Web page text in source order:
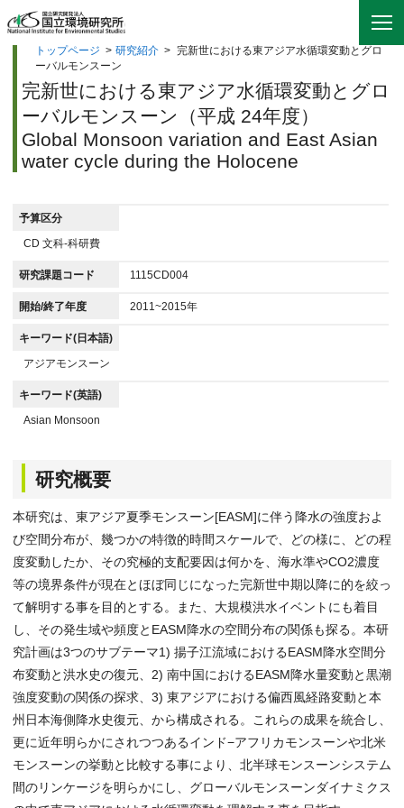
トップページ > 研究紹介 > 完新世における東アジア水循環変動とグロ
ーバルモンスーン
完新世における東アジア水循環変動とグロ
ーバルモンスーン（平成 24年度）
Global Monsoon variation and East Asian
water cycle during the Holocene
予算区分
CD 文科-科研費
研究課題コード 1115CD004
開始/終了年度 2011~2015年
キーワード(日本語)
アジアモンスーン
キーワード(英語)
Asian Monsoon
研究概要
本研究は、東アジア夏季モンスーン[EASM]に伴う降水の強度およ
び空間分布が、幾つかの特徴的時間スケールで、どの様に、どの程
度変動したか、その究極的支配要因は何かを、海水準やCO2濃度
等の境界条件が現在とほぼ同じになった完新世中期以降に的を絞っ
て解明する事を目的とする。また、大規模洪水イベントにも着目
し、その発生域や頻度とEASM降水の空間分布の関係も探る。本研
究計画は3つのサブテーマ1) 揚子江流域におけるEASM降水空間分
布変動と洪水史の復元、2) 南中国におけるEASM降水量変動と黒潮
強度変動の関係の探求、3) 東アジアにおける偏西風経路変動と本
州日本海側降水史復元、から構成される。これらの成果を統合し、
更に近年明らかにされつつあるインド−アフリカモンスーンや北米
モンスーンの挙動と比較する事により、北半球モンスーンシステム
間のリンケージを明らかにし、グローバルモンスーンダイナミクス